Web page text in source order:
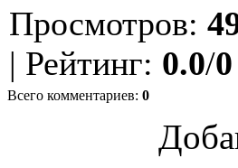
Просмотров:
| Рейтинг: 0.0/0
Всего комментариев: 0